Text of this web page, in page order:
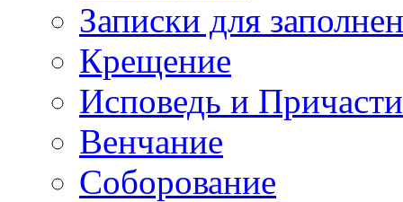
Записки для
Крещение
Исповедь и
Венчание
Соборование